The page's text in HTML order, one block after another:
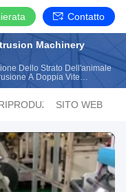
Contatto
Machinery
Dello Strato Dell'animale
A Doppia Vite
SITO WEB